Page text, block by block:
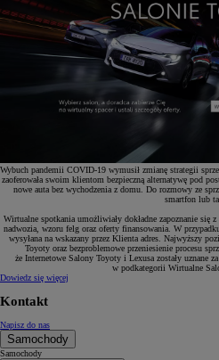
Wybuch pandemii COVID-19 wymusił zmianę strategii
zaoferowała swoim klientom bezpieczną alternatywę pod
nowe auta bez wychodzenia z domu. Do rozmowy ze
smartfon lub
Wirtualne spotkania umożliwiały dokładne zapoznanie się
nadwozia, wzoru felg oraz oferty finansowania. W
wysyłana na wskazany przez Klienta adres. Najwyższy
Toyoty oraz bezproblemowe przeniesienie procesu
że Internetowe Salony Toyoty i Lexusa zostały uznane
w podkategorii Wirtualne
Dowiedz się więcej
Kontakt
Napisz do nas
Samochody
Samochody